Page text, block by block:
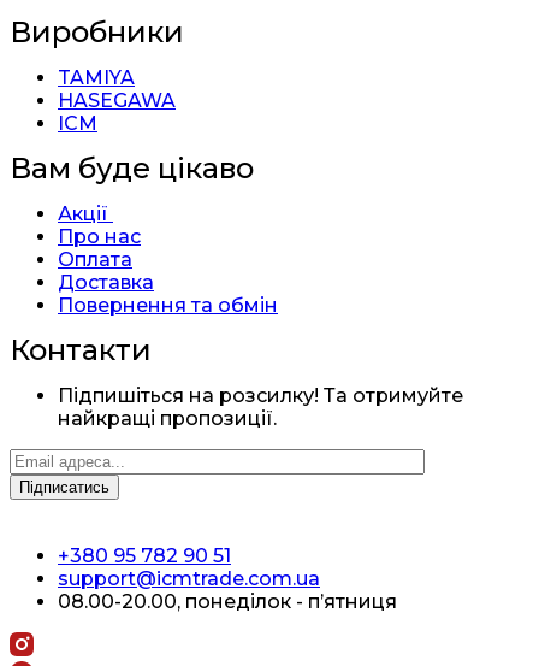
Виробники
TAMIYA
HASEGAWA
ICM
Вам буде цікаво
Акції
Про нас
Оплата
Доставка
Повернення та обмін
Контакти
Підпишіться на розсилку! Та отримуйте
найкращі пропозиції.
+380 95 782 90 51
support@icmtrade.com.ua
08.00-20.00, понеділок - п’ятниця